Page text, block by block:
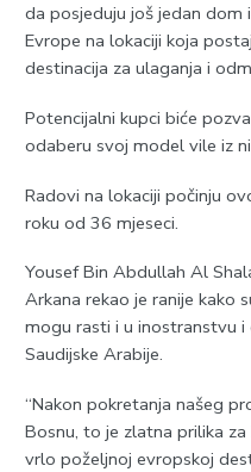
da posjeduju još jedan dom
Evrope na lokaciji koja
destinacija za ulaganja i
Potencijalni kupci biće
odaberu svoj model vile iz
Radovi na lokaciji počinju
roku od 36 mjeseci.
Yousef Bin Abdullah Al
Arkana rekao je ranije kako
mogu rasti i u inostranstvu
Saudijske Arabije.
“Nakon pokretanja našeg
Bosnu, to je zlatna prilika
vrlo poželjnoj evropskoj